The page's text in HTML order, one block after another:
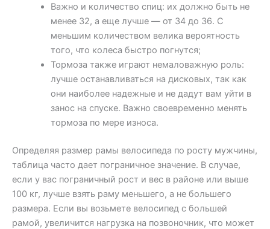
Важно и количество спиц: их должно быть не
менее 32, а еще лучше — от 34 до 36. С
меньшим количеством велика вероятность
того, что колеса быстро погнутся;
Тормоза также играют немаловажную роль:
лучше останавливаться на дисковых, так как
они наиболее надежные и не дадут вам уйти в
занос на спуске. Важно своевременно менять
тормоза по мере износа.
Определяя размер рамы велосипеда по росту мужчины,
таблица часто дает пограничное значение. В случае,
если у вас пограничный рост и вес в районе или выше
100 кг, лучше взять раму меньшего, а не большего
размера. Если вы возьмете велосипед с большей
рамой, увеличится нагрузка на позвоночник, что может